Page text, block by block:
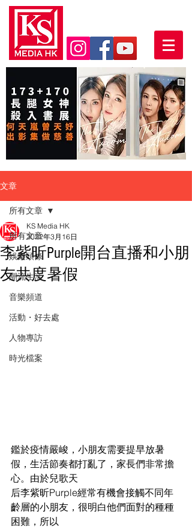
文章
所有文章
娛樂頭條
潮流生活
音樂頻道
活動・好去處
人物專訪
時光檔案
所有文章
李紫昕Purple開台直播和小朋
友共度暑假
KS Media HK
2022年3月16日
鑑於疫情嚴峻，小朋友需要提早放暑
假，生活節奏都打亂了，家長們非常擔
心。由於兒歌天
后李紫昕Purple經常有機會接觸不同年
齡層的小朋友，很明白他們面對的種種
困難，所以